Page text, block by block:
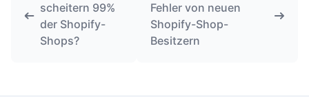
scheitern 99%
der Shopify-
Shops?
Fehler von neuen
Shopify-Shop-
Besitzern